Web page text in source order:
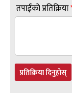
तपाईंको प्रतिक्रिया
प्रतिक्रिया दिनुहोस्